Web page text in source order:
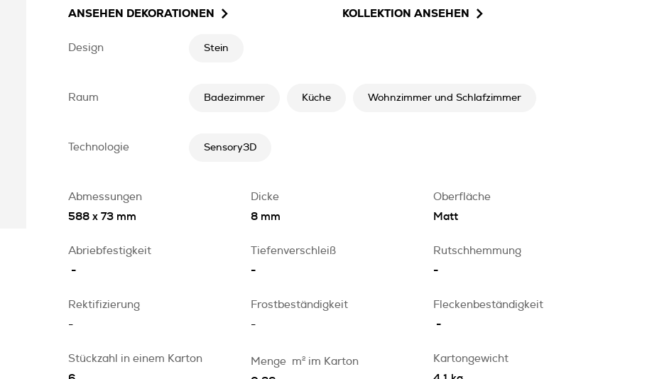
ANSEHEN
DEKORATIONEN
KOLLEKTION ANSEHEN
Design Stein
Raum Badezimmer Küche Wohnzimmer und Schlafzimmer
Technologie Sensory3D
Abmessungen
588 x 73 mm
Dicke
8 mm
Oberfläche
Matt
Abriebfestigkeit
-
Tiefenverschleiß
-
Rutschhemmung
-
Rektifizierung
-
Frostbeständigkeit
-
Fleckenbeständigkeit
-
Stückzahl in einem Karton
Menge m2
im Karton
Kartongewicht